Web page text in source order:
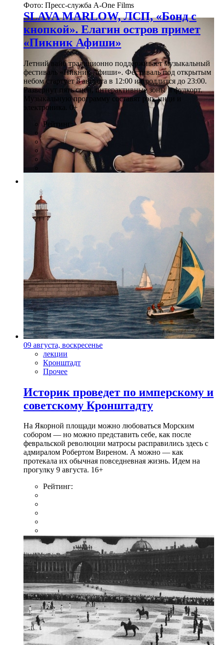
Фото: Пресс-служба A-One Films
Фото: Пресс-служба A-One Films
SLAVA MARLOW, ЛСП, «Бонд с
кнопкой». Елагин остров примет
«Пикник Афиши»
Летний вайб традиционно поддерживает музыкальный
фестиваль «Пикник Афиши». Фестиваль под открытым
небом стартует 8 августа в 12:00 и продлится до 23:00.
Развернут пять сцен, интерактивные зоны и фудкорт.
Музыкальную программу составят рэп, инди и
электроника. 0+
Рейтинг:
09 августа, воскресенье
лекции
Кронштадт
Прочее
Историк проведет по имперскому и
советскому Кронштадту
На Якорной площади можно любоваться Морским
собором — но можно представить себе, как после
февральской революции матросы расправились здесь с
адмиралом Робертом Виреном. А можно — как
протекала их обычная повседневная жизнь. Идем на
прогулку 9 августа. 16+
Рейтинг: